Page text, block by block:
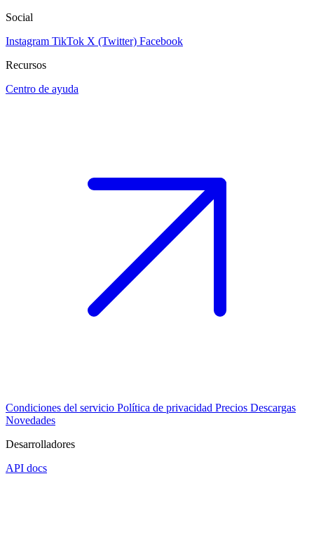
Social
Instagram TikTok X (Twitter) Facebook
Recursos
Centro de ayuda
Condiciones del servicio Política de privacidad Precios Descargas
Novedades
Desarrolladores
API docs